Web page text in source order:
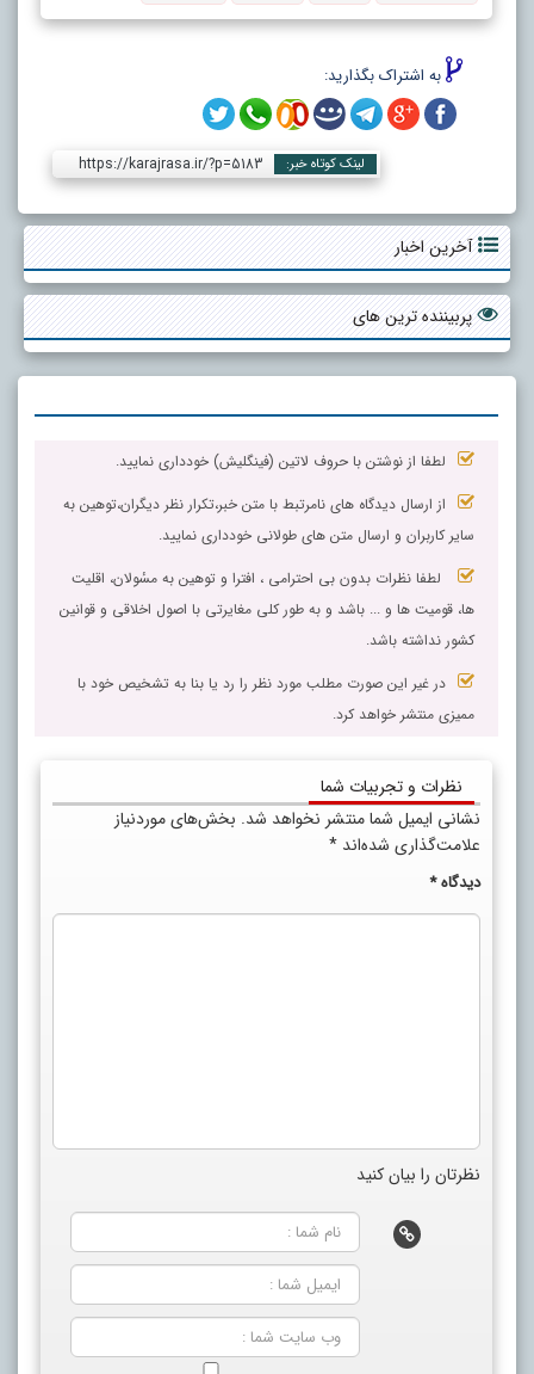
به اشتراک بگذارید:
لینک کوتاه خبر: https://karajrasa.ir/?p=5183
آخرین اخبار
پربیننده ترین های
لطفا از نوشتن با حروف لاتین (فینگلیش) خودداری نمایید.
از ارسال دیدگاه های نامرتبط با متن خبر،تکرار نظر دیگران،توهین به
سایر کاربران و ارسال متن های طولانی خودداری نمایید.
لطفا نظرات بدون بی احترامی ، افترا و توهین به مسٔولان، اقلیت
ها، قومیت ها و ... باشد و به طور کلی مغایرتی با اصول اخلاقی و قوانین
کشور نداشته باشد.
در غیر این صورت مطلب مورد نظر را رد یا بنا به تشخیص خود با
ممیزی منتشر خواهد کرد.
نظرات و تجربیات شما
نشانی ایمیل شما منتشر نخواهد شد. بخش‌های موردنیاز
علامت‌گذاری شده‌اند *
دیدگاه*
نظرتان را بیان کنید